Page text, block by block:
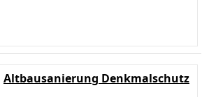
Altbausanierung Denkmalschutz